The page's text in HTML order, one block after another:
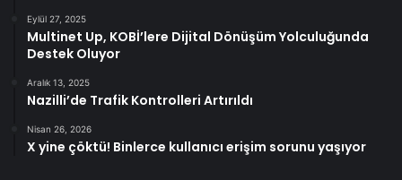
Eylül 27, 2025
Multinet Up, KOBİ’lere Dijital Dönüşüm Yolculuğunda
Destek Oluyor
Aralık 13, 2025
Nazilli’de Trafik Kontrolleri Artırıldı
Nisan 26, 2026
X yine çöktü! Binlerce kullanıcı erişim sorunu yaşıyor